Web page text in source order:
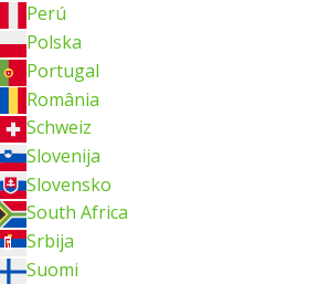
Perú
Polska
Portugal
România
Schweiz
Slovenija
Slovensko
South Africa
Srbija
Suomi